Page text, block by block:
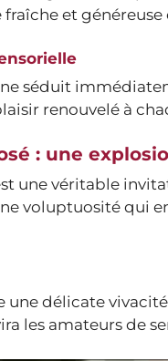
et
séduit
renouvelé à
: une
une véritable
voluptuosité qui
une délicate
les amateurs de